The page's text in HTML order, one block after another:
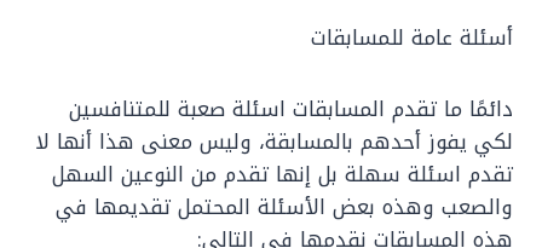
أسئلة عامة للمسابقات
دائمًا ما تقدم المسابقات اسئلة صعبة للمتنافسين
لكي يفوز أحدهم بالمسابقة، وليس معنى هذا أنها لا
تقدم اسئلة سهلة بل إنها تقدم من النوعين السهل
والصعب وهذه بعض الأسئلة المحتمل تقديمها في
هذه المسابقات نقدمها في التالي: